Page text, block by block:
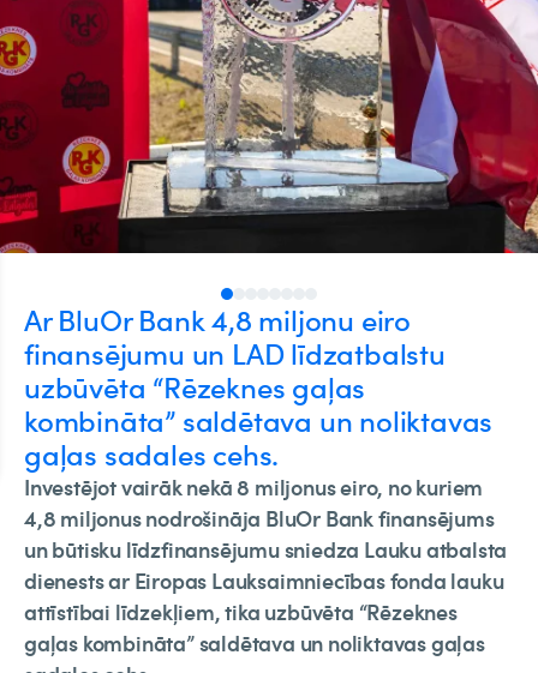
Ar BluOr Bank 4,8 miljonu eiro
finansējumu un LAD līdzatbalstu
uzbūvēta “Rēzeknes gaļas
kombināta” saldētava un noliktavas
gaļas sadales cehs.
Investējot vairāk nekā 8 miljonus eiro, no kuriem
4,8 miljonus nodrošināja BluOr Bank finansējums
un būtisku līdzfinansējumu sniedza Lauku atbalsta
dienests ar Eiropas Lauksaimniecības fonda lauku
attīstībai līdzekļiem, tika uzbūvēta “Rēzeknes
gaļas kombināta” saldētava un noliktavas gaļas